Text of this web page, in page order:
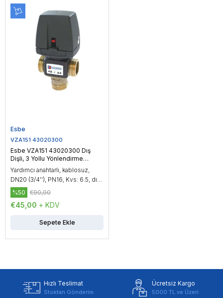
Esbe
VZA151 43020300
Esbe VZA151 43020300 Dış
Dişli, 3 Yollu Yönlendirme
Vanası, DN20 (3/4'')
Yardımcı anahtarlı, kablosuz,
DN20 (3/4''), PN16, Kvs: 6.5, dış
dişli, çalışma sıcaklığı: -20...150
°C, On/Off kontrol
€45,00 + KDV
%50 €90,00
Sepete Ekle
Hızlı Teslimat
Stoktan Gönderim
Ücretsiz Kargo
5000 TL ve Üzeri